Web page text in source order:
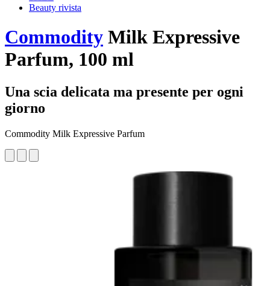
Beauty rivista
Commodity Milk Expressive
Parfum, 100 ml
Una scia delicata ma presente per ogni
giorno
Commodity Milk Expressive Parfum